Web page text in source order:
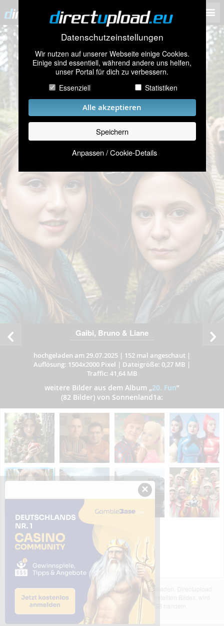
Datenschutzeinstellungen
Wir nutzen auf unserer Webseite einige Cookies.
Einige sind essentiell, während andere uns helfen,
unser Portal für dich zu verbessern.
Essenziell
Statistiken
Alle akzeptieren
Speichern
Anpassen / Cookie-Details
Gaibi, Bruno & Liane
hochgeladen am 29.07.2025 | 152 mal angeschaut |
Auflösung: 1504x2000 Pixel | Dateigröße: 0,27 MB |
Traffic: 41,64 MB
weitere Bilder aus dem Album „20. Fun”
(82 Bilder) von Sonnenland1a:
Das dargestellte Bild wurde von einem Nutzer hochgeladen. Directupload
übernimmt keinerlei Haftung für den Inhalt des dargestellten Bildes, wird
jedoch bei Verstößen nach §2(3) unserer AGB handeln.
×